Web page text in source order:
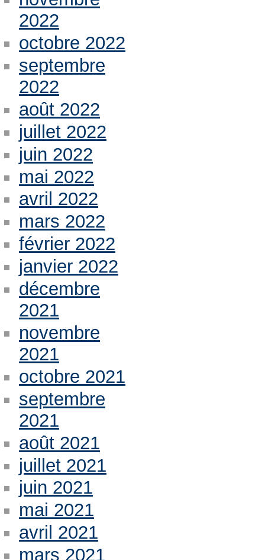
2022
octobre 2022
septembre
2022
août 2022
juillet 2022
juin 2022
mai 2022
avril 2022
mars 2022
février 2022
janvier 2022
décembre
2021
novembre
2021
octobre 2021
septembre
2021
août 2021
juillet 2021
juin 2021
mai 2021
avril 2021
mars 2021